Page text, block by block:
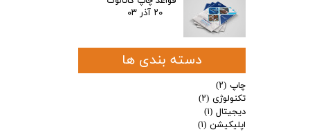
۲۰ آذر ۰۳
دسته بندی ها
چاپ (۲)
تکنولوژی (۲)
دیجیتال (۱)
اپلیکیشن (۱)